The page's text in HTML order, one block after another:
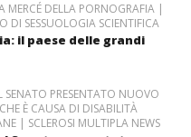
DELLA PORNOGRAFIA |
DI SESSUOLOGIA SCIENTIFICA
il paese delle grandi
SENATO PRESENTATO NUOVO
È CAUSA DI DISABILITÀ
| SCLEROSI MULTIPLA NEWS